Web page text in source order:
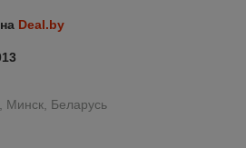
Deal.by
Минск, Беларусь